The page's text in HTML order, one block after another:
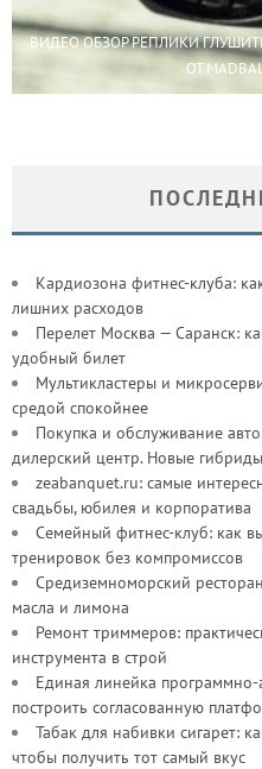
ВИДЕО ОБЗОР РЕПЛИКИ
ОТ
Кардиозона фитнес-клуба:
лишних расходов
Перелет Москва — Саранск:
удобный билет
Мультикластеры и
средой спокойнее
Покупка и обслуживание
дилерский центр. Новые
zeabanquet.ru: самые
свадьбы, юбилея и корпоратива
Семейный фитнес-клуб: как
тренировок без компромиссов
Средиземноморский
масла и лимона
Ремонт триммеров:
инструмента в строй
Единая линейка
построить согласованную
Табак для набивки сигарет:
чтобы получить тот самый вкус